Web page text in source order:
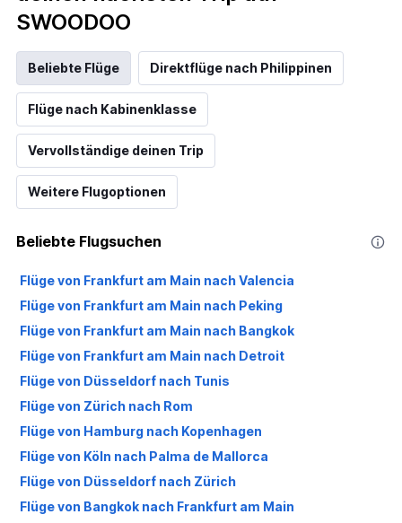
SWOODOO
Beliebte Flüge Direktflüge nach Philippinen
Flüge nach Kabinenklasse
Vervollständige deinen Trip
Weitere Flugoptionen
Beliebte Flugsuchen
Flüge von Frankfurt am Main nach Valencia
Flüge von Frankfurt am Main nach Peking
Flüge von Frankfurt am Main nach Bangkok
Flüge von Frankfurt am Main nach Detroit
Flüge von Düsseldorf nach Tunis
Flüge von Zürich nach Rom
Flüge von Hamburg nach Kopenhagen
Flüge von Köln nach Palma de Mallorca
Flüge von Düsseldorf nach Zürich
Flüge von Bangkok nach Frankfurt am Main